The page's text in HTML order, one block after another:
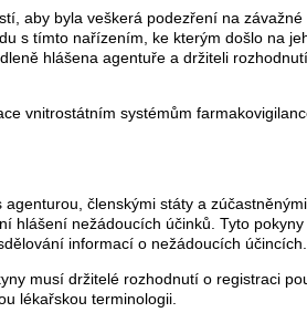
aby byla veškerá podezření na
s tímto nařízením, ke kterým došlo na
hlášena agentuře a držiteli
vnitrostátním systémům
agenturou, členskými státy a
hlášení nežádoucích účinků. Tyto
informací o nežádoucích účincích.
musí držitelé rozhodnutí o registraci
lékařskou terminologii.